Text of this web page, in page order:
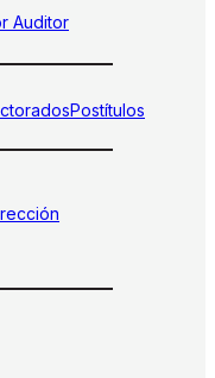
Auditor
Postítulos